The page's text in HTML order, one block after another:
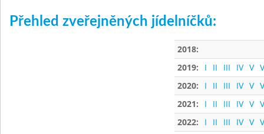
Přehled zveřejněných jídelníčků:
2018:
2019:
I II III IV V
2020:
I II III IV V
2021:
I II III IV V
2022:
I II III IV V